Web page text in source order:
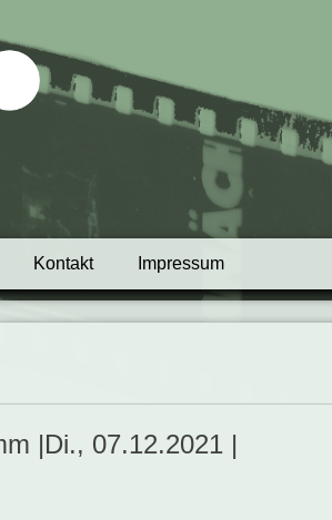
Kontakt Impressum
|Di., 07.12.2021 |